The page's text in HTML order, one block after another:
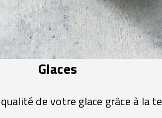
Glaces
de votre glace grâce à la